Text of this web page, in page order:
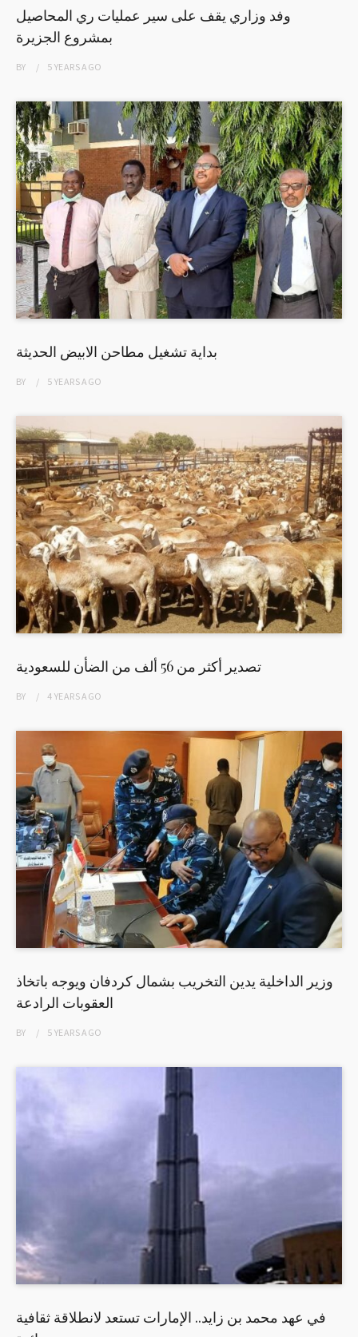
وفد وزاري يقف على سير عمليات ري المحاصيل
بمشروع الجزيرة
BY 5 YEARSAGO
بداية تشغيل مطاحن الابيض الحديثة
BY 5 YEARSAGO
تصدير أكثر من 56 ألف من الضأن للسعودية
BY 4 YEARSAGO
وزير الداخلية يدين التخريب بشمال كردفان ويوجه باتخاذ
العقوبات الرادعة
BY 5 YEARSAGO
في عهد محمد بن زايد.. الإمارات تستعد لانطلاقة ثقافية